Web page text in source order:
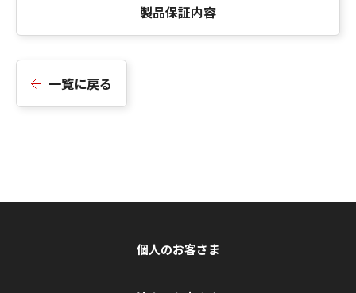
製品保証内容
一覧に戻る
個人のお客さま